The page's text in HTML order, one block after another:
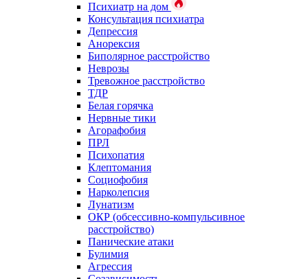
Психиатр на дом
Консультация психиатра
Депрессия
Анорексия
Биполярное расстройство
Неврозы
Тревожное расстройство
ТДР
Белая горячка
Нервные тики
Агорафобия
ПРЛ
Психопатия
Клептомания
Социофобия
Нарколепсия
Лунатизм
ОКР (обсессивно-компульсивное
расстройство)
Панические атаки
Булимия
Агрессия